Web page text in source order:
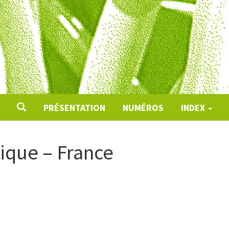
PRÉSENTATION NUMÉROS INDEX
– France